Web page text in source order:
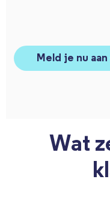
Meld je nu
Wat